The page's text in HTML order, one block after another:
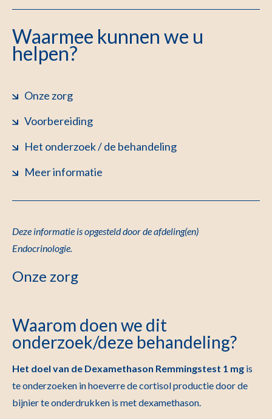
Waarmee kunnen we u
helpen?
Onze zorg
Voorbereiding
Het onderzoek / de behandeling
Meer informatie
Deze informatie is opgesteld door de afdeling(en)
Endocrinologie.
Onze zorg
Waarom doen we dit
onderzoek/deze behandeling?
Het doel van de Dexamethason Remmingstest 1 mg is
te onderzoeken in hoeverre de cortisol productie door de
bijnier te onderdrukken is met dexamethason.